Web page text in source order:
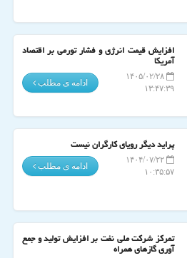
افزایش قیمت انرژی و فشار تورمی بر اقتصاد
آمریکا
۱۴۰۵/۰۲/۲۸
۱۳:۴۷:۳۹
ادامه ی مطلب
پراید دیگر رویای کارگران نیست
۱۴۰۴/۰۷/۲۲
۱۰:۳۵:۵۷
ادامه ی مطلب
تمرکز شرکت ملی نفت بر افزایش تولید و جمع
آوری گازهای همراه